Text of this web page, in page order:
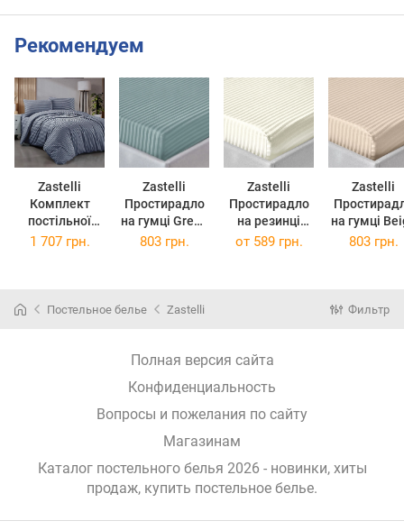
Рекомендуем
Zastelli
Комплект
постільної
білизни євро
полібавовна
Zastelli
Простирадло
на гумці Green
stripe
Zastelli
Простирадло
на резинці
Ivory stripe
Zastelli
на гумці Beige
stripe
1 707 грн. 803 грн. от 589 грн. 803 грн.
Постельное белье Zastelli Фильтр
Полная версия сайта
Конфиденциальность
Вопросы и пожелания по сайту
Магазинам
Каталог постельного белья 2026 - новинки, хиты
продаж, купить постельное белье.